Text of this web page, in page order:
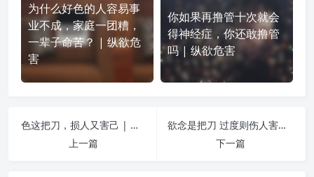
为什么好色的人容易事
业不成，家庭一团糟，
一辈子命苦？ | 纵欲危
害
你如果再撸管十次就会
得神经症，你还敢撸管
吗 | 纵欲危害
色这把刀，损人又害己 | 纵欲危害
上一篇
欲念是把刀 过度则伤人害己 | 纵欲危害
下一篇